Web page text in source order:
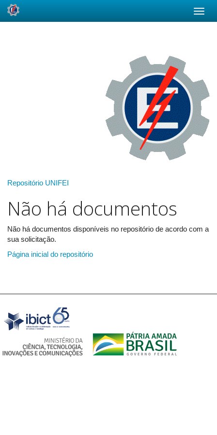
Repositório UNIFEI
Não há documentos
Não há documentos disponíveis no repositório de acordo com a
sua solicitação.
Página inicial do repositório